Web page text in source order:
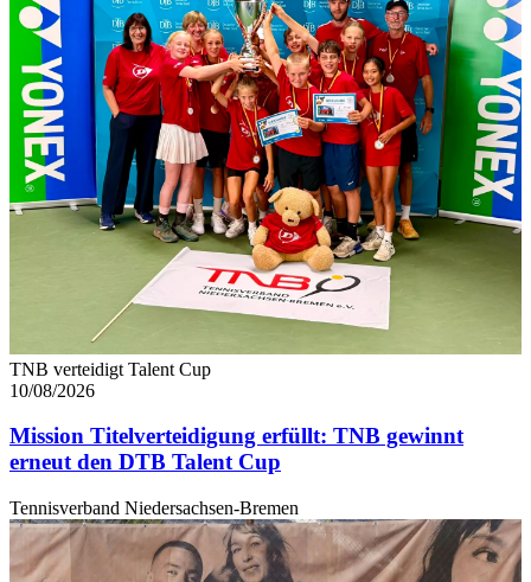
TNB verteidigt Talent Cup
10/08/2026
Mission Titelverteidigung erfüllt: TNB gewinnt
erneut den DTB Talent Cup
Tennisverband Niedersachsen-Bremen